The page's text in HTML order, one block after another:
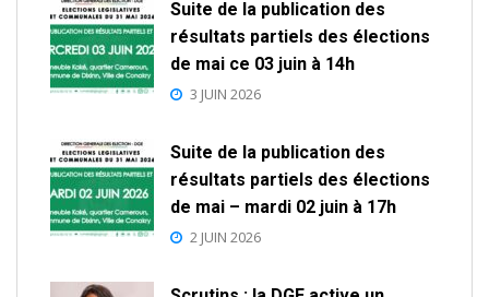
Suite de la publication des
résultats partiels des élections
de mai ce 03 juin à 14h
3 JUIN 2026
Suite de la publication des
résultats partiels des élections
de mai – mardi 02 juin à 17h
2 JUIN 2026